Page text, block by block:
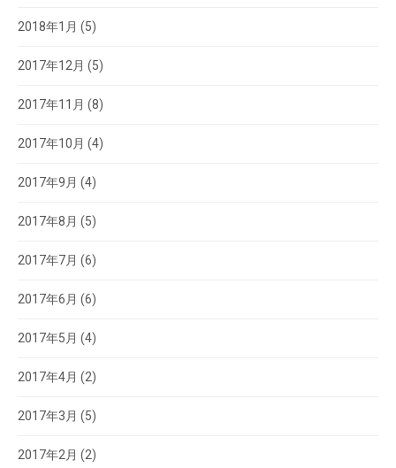
2018年1月 (5)
2017年12月 (5)
2017年11月 (8)
2017年10月 (4)
2017年9月 (4)
2017年8月 (5)
2017年7月 (6)
2017年6月 (6)
2017年5月 (4)
2017年4月 (2)
2017年3月 (5)
2017年2月 (2)